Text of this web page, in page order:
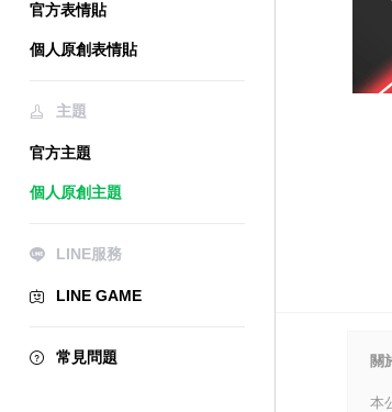
官方表情貼
個人原創表情貼
主題
官方主題
個人原創主題
LINE服務
LINE GAME
常見問題 關
本